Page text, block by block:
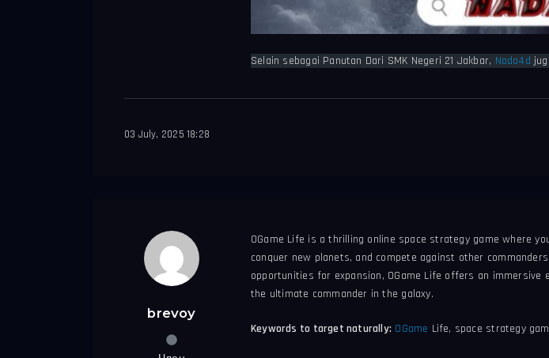
Selain sebagai Panutan Dari SMK Negeri 21 Jakbar, Nada4d
03 July, 2025 18:28
brevoy
OGame Life is a thrilling online space strategy game where
conquer new planets, and compete against other
opportunities for expansion, OGame Life offers an
the ultimate commander in the galaxy.
Keywords to target naturally: OGame Life, space strategy